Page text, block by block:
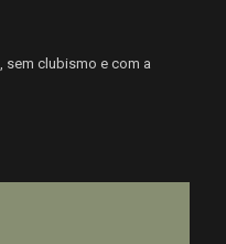
clubismo e com a